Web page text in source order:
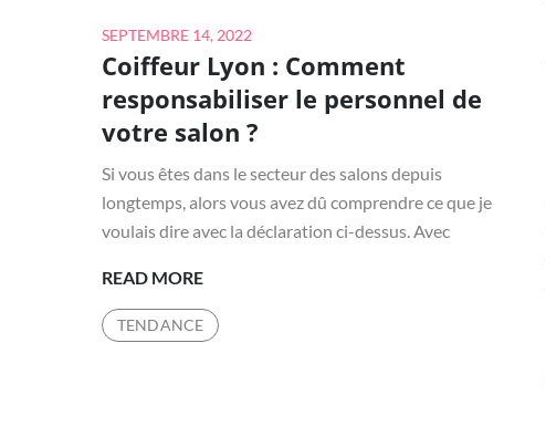
Posted
on
SEPTEMBRE 14, 2022
Coiffeur Lyon : Comment
responsabiliser le personnel de
votre salon ?
Si vous êtes dans le secteur des salons depuis
longtemps, alors vous avez dû comprendre ce que je
voulais dire avec la déclaration ci-dessus. Avec
READ MORECOIFFEUR
LYON
:
TENDANCE